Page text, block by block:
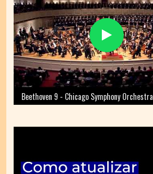
Beethoven 9 - Chicago Symphony Orchestra